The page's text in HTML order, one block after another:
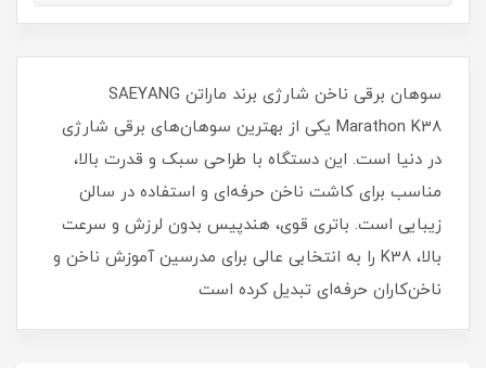
سوهان برقی ناخن شارژی برند ماراتن SAEYANG
Marathon K38 یکی از بهترین سوهان‌های برقی شارژی
در دنیا است. این دستگاه با طراحی سبک و قدرت بالا،
مناسب برای کاشت ناخن حرفه‌ای و استفاده در سالن
زیبایی است. باتری قوی، هندپیس بدون لرزش و سرعت
بالا، K38 را به انتخابی عالی برای مدرسین آموزش ناخن و
ناخن‌کاران حرفه‌ای تبدیل کرده است